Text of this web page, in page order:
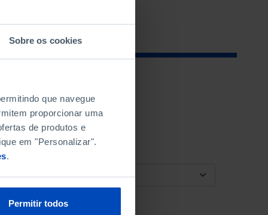
Sobre os cookies
que navegue
proporcionar uma
de produtos e
em "Personalizar".
.
Permitir todos
ORDENAR POR